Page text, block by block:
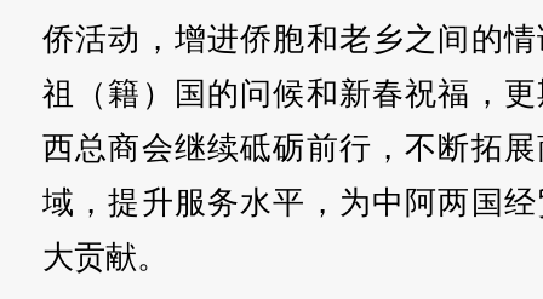
侨活动，增进侨胞和老乡之间的
祖（籍）国的问候和新春祝福，
西总商会继续砥砺前行，不断拓
域，提升服务水平，为中阿两国
大贡献。